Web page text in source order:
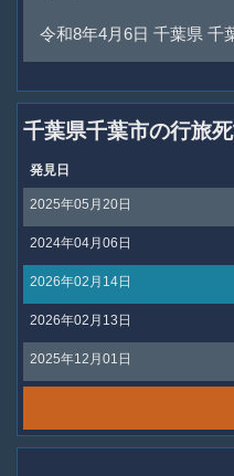
令和8年4月6日 千葉県 千
千葉県千葉市の行旅
発見日
2025年05月20日
2024年04月06日
2026年02月14日
2026年02月13日
2025年12月01日